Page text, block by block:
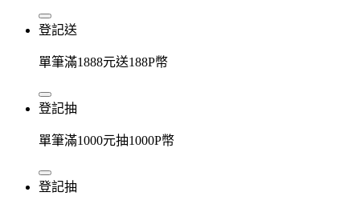
登記送
單筆滿1888元送188P幣
登記抽
單筆滿1000元抽1000P幣
登記抽